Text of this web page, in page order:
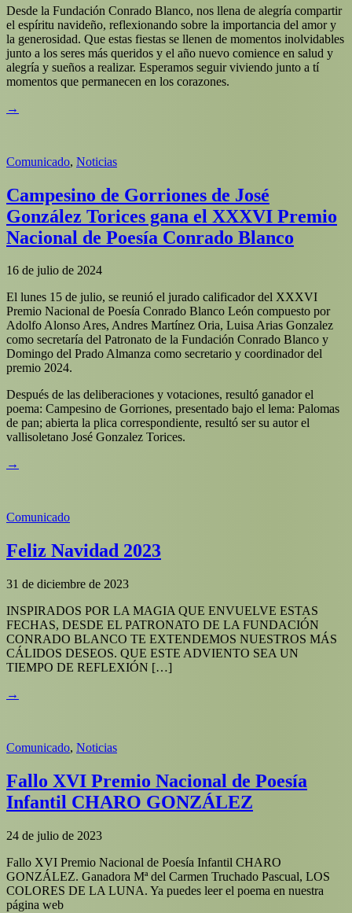
Desde la Fundación Conrado Blanco, nos llena de alegría compartir
el espíritu navideño, reflexionando sobre la importancia del amor y
la generosidad. Que estas fiestas se llenen de momentos inolvidables
junto a los seres más queridos y el año nuevo comience en salud y
alegría y sueños a realizar. Esperamos seguir viviendo junto a tí
momentos que permanecen en los corazones.
→
Comunicado, Noticias
Campesino de Gorriones de José
González Torices gana el XXXVI Premio
Nacional de Poesía Conrado Blanco
16 de julio de 2024
El lunes 15 de julio, se reunió el jurado calificador del XXXVI
Premio Nacional de Poesía Conrado Blanco León compuesto por
Adolfo Alonso Ares, Andres Martínez Oria, Luisa Arias Gonzalez
como secretaría del Patronato de la Fundación Conrado Blanco y
Domingo del Prado Almanza como secretario y coordinador del
premio 2024.
Después de las deliberaciones y votaciones, resultó ganador el
poema: Campesino de Gorriones, presentado bajo el lema: Palomas
de pan; abierta la plica correspondiente, resultó ser su autor el
vallisoletano José Gonzalez Torices.
→
Comunicado
Feliz Navidad 2023
31 de diciembre de 2023
INSPIRADOS POR LA MAGIA QUE ENVUELVE ESTAS
FECHAS, DESDE EL PATRONATO DE LA FUNDACIÓN
CONRADO BLANCO TE EXTENDEMOS NUESTROS MÁS
CÁLIDOS DESEOS. QUE ESTE ADVIENTO SEA UN
TIEMPO DE REFLEXIÓN […]
→
Comunicado, Noticias
Fallo XVI Premio Nacional de Poesía
Infantil CHARO GONZÁLEZ
24 de julio de 2023
Fallo XVI Premio Nacional de Poesía Infantil CHARO
GONZÁLEZ. Ganadora Mª del Carmen Truchado Pascual, LOS
COLORES DE LA LUNA. Ya puedes leer el poema en nuestra
página web